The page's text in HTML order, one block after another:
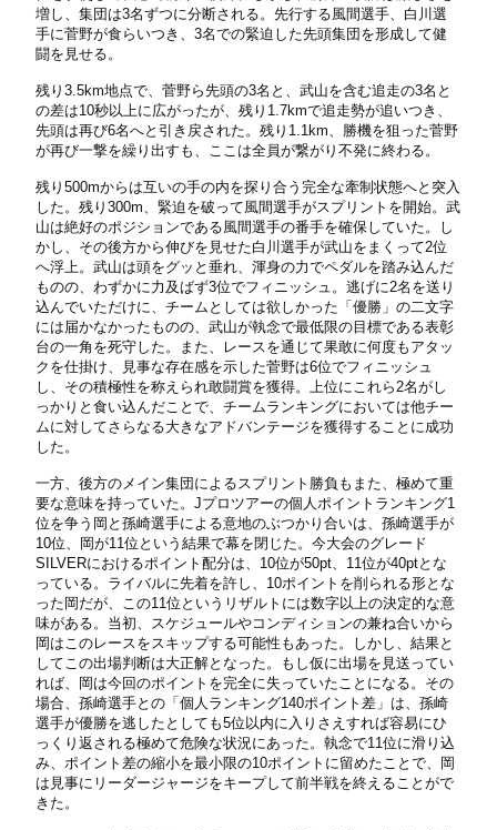
増し、集団は3名ずつに分断される。先行する風間選手、白川選
手に菅野が食らいつき、3名での緊迫した先頭集団を形成して健
闘を見せる。
残り3.5km地点で、菅野ら先頭の3名と、武山を含む追走の3名と
の差は10秒以上に広がったが、残り1.7kmで追走勢が追いつき、
先頭は再び6名へと引き戻された。残り1.1km、勝機を狙った菅野
が再び一撃を繰り出すも、ここは全員が繋がり不発に終わる。
残り500mからは互いの手の内を探り合う完全な牽制状態へと突入
した。残り300m、緊迫を破って風間選手がスプリントを開始。武
山は絶好のポジションである風間選手の番手を確保していた。し
かし、その後方から伸びを見せた白川選手が武山をまくって2位
へ浮上。武山は頭をグッと垂れ、渾身の力でペダルを踏み込んだ
ものの、わずかに力及ばず3位でフィニッシュ。逃げに2名を送り
込んでいただけに、チームとしては欲しかった「優勝」の二文字
には届かなかったものの、武山が執念で最低限の目標である表彰
台の一角を死守した。また、レースを通じて果敢に何度もアタッ
クを仕掛け、見事な存在感を示した菅野は6位でフィニッシュ
し、その積極性を称えられ敢闘賞を獲得。上位にこれら2名がし
っかりと食い込んだことで、チームランキングにおいては他チー
ムに対してさらなる大きなアドバンテージを獲得することに成功
した。
一方、後方のメイン集団によるスプリント勝負もまた、極めて重
要な意味を持っていた。Jプロツアーの個人ポイントランキング1
位を争う岡と孫崎選手による意地のぶつかり合いは、孫崎選手が
10位、岡が11位という結果で幕を閉じた。今大会のグレード
SILVERにおけるポイント配分は、10位が50pt、11位が40ptとな
っている。ライバルに先着を許し、10ポイントを削られる形とな
った岡だが、この11位というリザルトには数字以上の決定的な意
味がある。当初、スケジュールやコンディションの兼ね合いから
岡はこのレースをスキップする可能性もあった。しかし、結果と
してこの出場判断は大正解となった。もし仮に出場を見送ってい
れば、岡は今回のポイントを完全に失っていたことになる。その
場合、孫崎選手との「個人ランキング140ポイント差」は、孫崎
選手が優勝を逃したとしても5位以内に入りさえすれば容易にひ
っくり返される極めて危険な状況にあった。執念で11位に滑り込
み、ポイント差の縮小を最小限の10ポイントに留めたことで、岡
は見事にリーダージャージをキープして前半戦を終えることがで
きた。